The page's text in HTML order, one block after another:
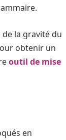
la gravité du
obtenir un
outil de mise
en